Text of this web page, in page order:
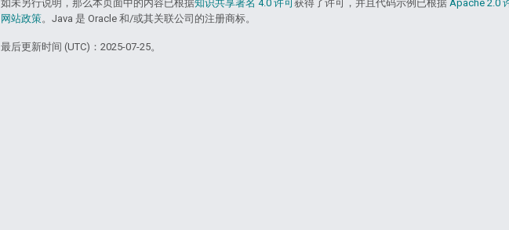
如未另行说明，那么本页面中的内容已根据知识共享署名 4.0 许可获得了许可，并且代码示例已根据 Apache 2.0
网站政策。Java 是 Oracle 和/或其关联公司的注册商标。
最后更新时间 (UTC)：2025-07-25。